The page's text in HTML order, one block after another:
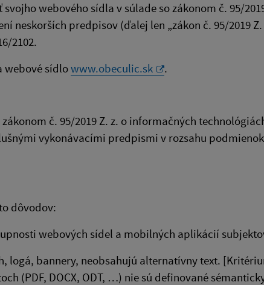
webového sídla v súlade so zákonom č. 95/
neskorších predpisov (ďalej len „zákon č. 95/2019
2102.
webové sídlowww.obeculic.sk .
č. 95/2019 Z. z. o informačných
vykonávacími predpismi v rozsahu
dôvodov:
webových sídel a mobilných aplikácií
logá, bannery, neobsahujú alternatívny text.
(PDF, DOCX, ODT, …) nie sú definované